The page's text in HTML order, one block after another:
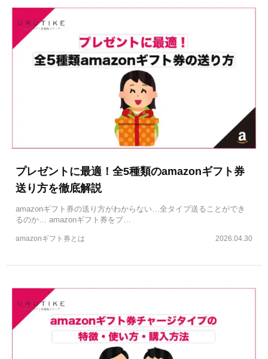
プレゼントに最適！全5種類のamazonギフト券
送り方を徹底解説
amazonギフト券の送り方がわからない…全タイプ送ることができ
るのか… amazonギフト券をプ…
2026.04.30
amazonギフト券とは